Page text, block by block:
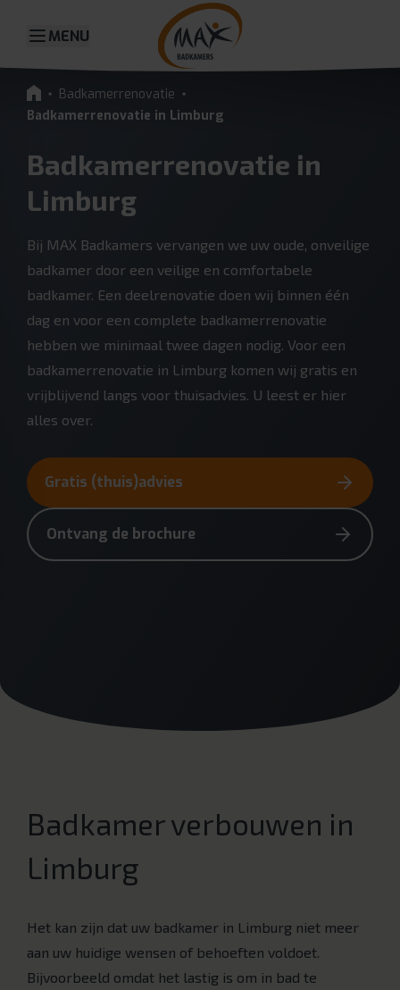
MENU
Badkamerrenovatie
Badkamerrenovatie in Limburg
Badkamerrenovatie in
Limburg
Bij MAX Badkamers vervangen we uw oude, onveilige
badkamer door een veilige en comfortabele
badkamer. Een deelrenovatie doen wij binnen één
dag en voor een complete badkamerrenovatie
hebben we minimaal twee dagen nodig. Voor een
badkamerrenovatie in Limburg komen wij gratis en
vrijblijvend langs voor thuisadvies. U leest er hier
alles over.
Gratis (thuis)advies
Ontvang de brochure
Badkamer verbouwen in
Limburg
Het kan zijn dat uw badkamer in Limburg niet meer
aan uw huidige wensen of behoeften voldoet.
Bijvoorbeeld omdat het lastig is om in bad te